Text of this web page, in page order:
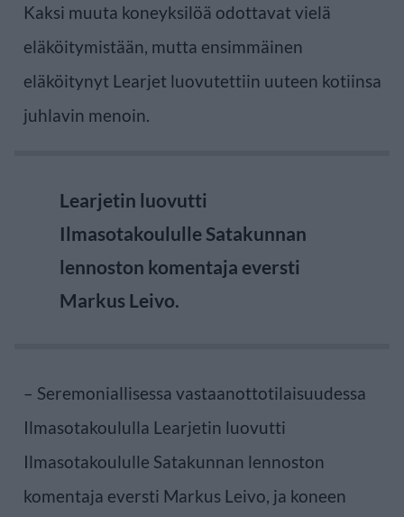
Kaksi muuta koneyksilöä odottavat vielä
eläköitymistään, mutta ensimmäinen
eläköitynyt Learjet luovutettiin uuteen kotiinsa
juhlavin menoin.
Learjetin luovutti
Ilmasotakoululle Satakunnan
lennoston komentaja eversti
Markus Leivo.
– Seremoniallisessa vastaanottotilaisuudessa
Ilmasotakoululla Learjetin luovutti
Ilmasotakoululle Satakunnan lennoston
komentaja eversti Markus Leivo, ja koneen